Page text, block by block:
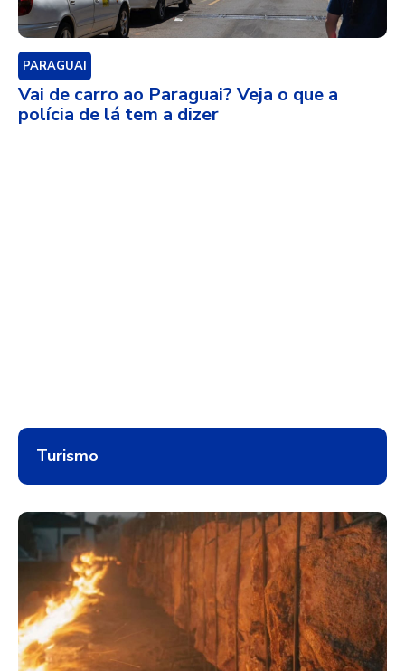
PARAGUAI
Vai de carro ao Paraguai? Veja o que a
polícia de lá tem a dizer
Turismo